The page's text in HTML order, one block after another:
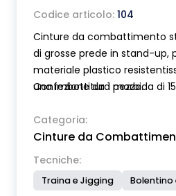
Codice articolo: 104
Cinture da combattimento
di grosse prede in stand-up,
materiale plastico
una imbottitura morbida di
Confezione da 1 pezzo.
Categoria:
Cinture da
Tecniche:
Traina e Jigging Bolentino